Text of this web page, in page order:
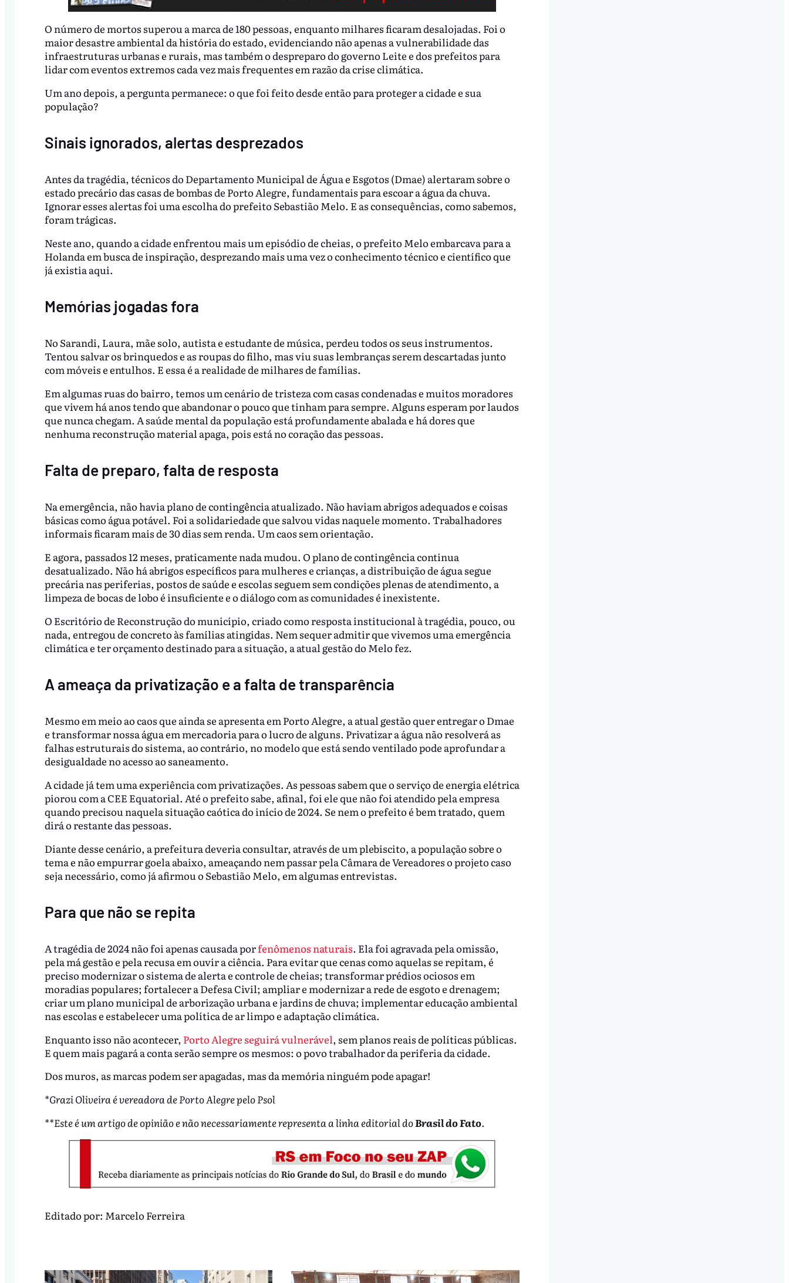
O número de mortos superou a marca de 180 pessoas, enquanto milhares ficaram desalojadas. Foi o
maior desastre ambiental da história do estado, evidenciando não apenas a vulnerabilidade das
infraestruturas urbanas e rurais, mas também o despreparo do governo Leite e dos prefeitos para
lidar com eventos extremos cada vez mais frequentes em razão da crise climática.
Um ano depois, a pergunta permanece: o que foi feito desde então para proteger a cidade e sua
população?
Sinais ignorados, alertas desprezados
Antes da tragédia, técnicos do Departamento Municipal de Água e Esgotos (Dmae) alertaram sobre o
estado precário das casas de bombas de Porto Alegre, fundamentais para escoar a água da chuva.
Ignorar esses alertas foi uma escolha do prefeito Sebastião Melo. E as consequências, como sabemos,
foram trágicas.
Neste ano, quando a cidade enfrentou mais um episódio de cheias, o prefeito Melo embarcava para a
Holanda em busca de inspiração, desprezando mais uma vez o conhecimento técnico e científico que
já existia aqui.
Memórias jogadas fora
No Sarandi, Laura, mãe solo, autista e estudante de música, perdeu todos os seus instrumentos.
Tentou salvar os brinquedos e as roupas do filho, mas viu suas lembranças serem descartadas junto
com móveis e entulhos. E essa é a realidade de milhares de famílias.
Em algumas ruas do bairro, temos um cenário de tristeza com casas condenadas e muitos moradores
que vivem há anos tendo que abandonar o pouco que tinham para sempre. Alguns esperam por laudos
que nunca chegam. A saúde mental da população está profundamente abalada e há dores que
nenhuma reconstrução material apaga, pois está no coração das pessoas.
Falta de preparo, falta de resposta
Na emergência, não havia plano de contingência atualizado. Não haviam abrigos adequados e coisas
básicas como água potável. Foi a solidariedade que salvou vidas naquele momento. Trabalhadores
informais ficaram mais de 30 dias sem renda. Um caos sem orientação.
E agora, passados 12 meses, praticamente nada mudou. O plano de contingência continua
desatualizado. Não há abrigos específicos para mulheres e crianças, a distribuição de água segue
precária nas periferias, postos de saúde e escolas seguem sem condições plenas de atendimento, a
limpeza de bocas de lobo é insuficiente e o diálogo com as comunidades é inexistente.
O Escritório de Reconstrução do município, criado como resposta institucional à tragédia, pouco, ou
nada, entregou de concreto às famílias atingidas. Nem sequer admitir que vivemos uma emergência
climática e ter orçamento destinado para a situação, a atual gestão do Melo fez.
A ameaça da privatização e a falta de transparência
Mesmo em meio ao caos que ainda se apresenta em Porto Alegre, a atual gestão quer entregar o Dmae
e transformar nossa água em mercadoria para o lucro de alguns. Privatizar a água não resolverá as
falhas estruturais do sistema, ao contrário, no modelo que está sendo ventilado pode aprofundar a
desigualdade no acesso ao saneamento.
A cidade já tem uma experiência com privatizações. As pessoas sabem que o serviço de energia elétrica
piorou com a CEE Equatorial. Até o prefeito sabe, afinal, foi ele que não foi atendido pela empresa
quando precisou naquela situação caótica do início de 2024. Se nem o prefeito é bem tratado, quem
dirá o restante das pessoas.
Diante desse cenário, a prefeitura deveria consultar, através de um plebiscito, a população sobre o
tema e não empurrar goela abaixo, ameaçando nem passar pela Câmara de Vereadores o projeto caso
seja necessário, como já afirmou o Sebastião Melo, em algumas entrevistas.
Para que não se repita
A tragédia de 2024 não foi apenas causada porfenômenos naturais. Ela foi agravada pela omissão,
pela má gestão e pela recusa em ouvir a ciência. Para evitar que cenas como aquelas se repitam, é
preciso modernizar o sistema de alerta e controle de cheias; transformar prédios ociosos em
moradias populares; fortalecer a Defesa Civil; ampliar e modernizar a rede de esgoto e drenagem;
criar um plano municipal de arborização urbana e jardins de chuva; implementar educação ambiental
nas escolas e estabelecer uma política de ar limpo e adaptação climática.
Enquanto isso não acontecer, Porto Alegre seguirá vulnerável, sem planos reais de políticas públicas.
E quem mais pagará a conta serão sempre os mesmos: o povo trabalhador da periferia da cidade.
Dos muros, as marcas podem ser apagadas, mas da memória ninguém pode apagar!
*Grazi Oliveira é vereadora de Porto Alegre pelo Psol
**Este é um artigo de opinião e não necessariamente representa a linha editorial doBrasil do Fato.
Editado por: Marcelo Ferreira